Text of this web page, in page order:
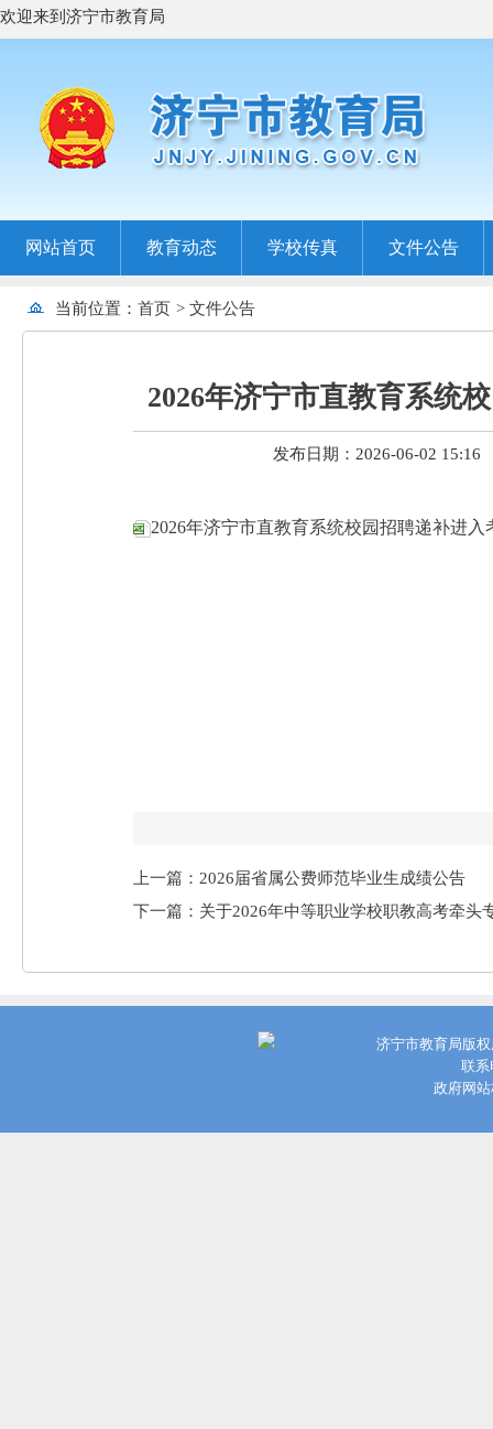
欢迎来到济宁市教育局
网站首页 教育动态 学校传真 文件公告
当前位置： 首页 > 文件公告
2026年济宁市直教育系统
发布日期：2026-06-02 15:16
2026年济宁市直教育系统校园招聘递补进
上一篇：2026届省属公费师范毕业生成绩公告
下一篇：关于2026年中等职业学校职教高考牵头
济宁市教育局版
联系
政府网